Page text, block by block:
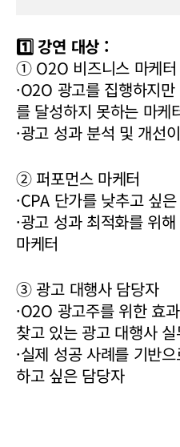
1️⃣ 강연 대상 :
① O2O 비즈니스 마케터
·O2O 광고를 집행하지
를 달성하지 못하는 마케
·광고 성과 분석 및 개선
② 퍼포먼스 마케터
·CPA 단가를 낮추고 싶
·광고 성과 최적화를 위
마케터
③ 광고 대행사 담당자
·O2O 광고주를 위한 효
찾고 있는 광고 대행사 실
·실제 성공 사례를 기반
하고 싶은 담당자